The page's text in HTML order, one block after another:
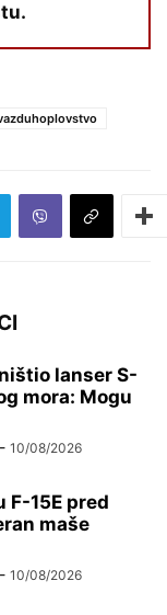
lanser S-
mora: Mogu
- 10/08/2026
F-15E pred
maše
- 10/08/2026